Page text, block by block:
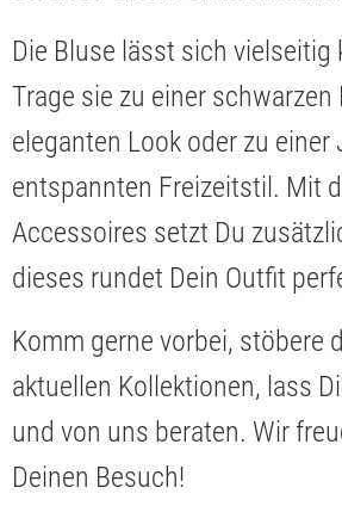
Die Bluse lässt sich vielseitig
Trage sie zu einer schwarzen
eleganten Look oder zu einer
entspannten Freizeitstil. Mit
Accessoires setzt Du
dieses rundet Dein Outfit
Komm gerne vorbei, stöbere
aktuellen Kollektionen, lass
und von uns beraten. Wir
Deinen Besuch!